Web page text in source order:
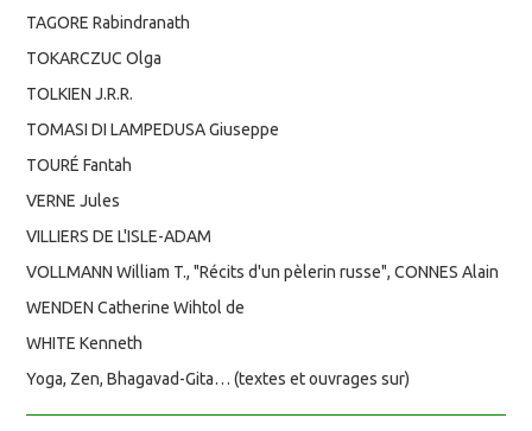
TAGORE Rabindranath
TOKARCZUC Olga
TOLKIEN J.R.R.
TOMASI DI LAMPEDUSA Giuseppe
TOURÉ Fantah
VERNE Jules
VILLIERS DE L'ISLE-ADAM
VOLLMANN William T., "Récits d'un pèlerin russe", CONNES Alain
WENDEN Catherine Wihtol de
WHITE Kenneth
Yoga, Zen, Bhagavad-Gita… (textes et ouvrages sur)